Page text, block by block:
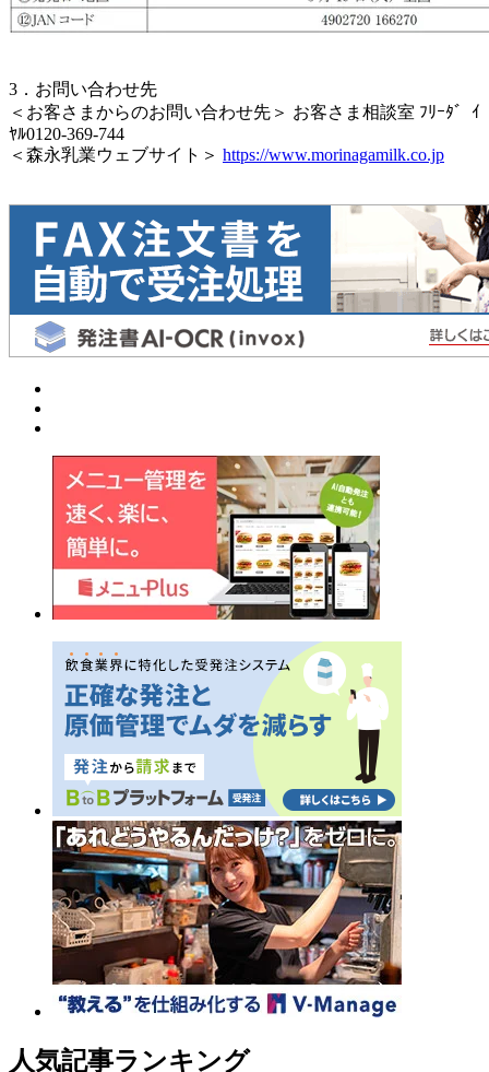
3．お問い合わせ先
＜お客さまからのお問い合わせ先＞ お客さま相談室 ﾌﾘｰﾀ゛ｲ
ﾔﾙ0120-369-744
＜森永乳業ウェブサイト＞ https://www.morinagamilk.co.jp
人気記事ランキング